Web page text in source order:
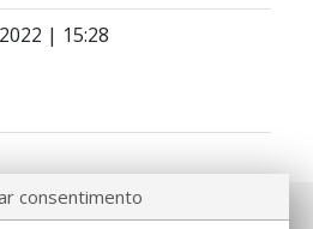
| 15:28
consentimento